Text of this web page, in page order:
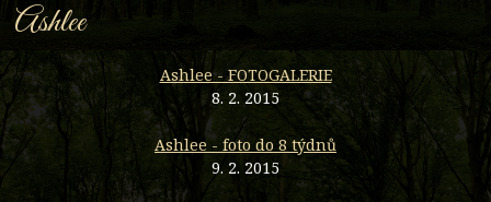
Ashlee
Ashlee - FOTOGALERIE
8. 2. 2015
Ashlee - foto do 8 týdnů
9. 2. 2015